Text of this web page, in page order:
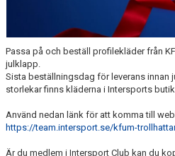
BILDGALLERI
MATCHER
FÖRSÄKRING HANDBOLL
Passa på och beställ profilekläder från
julklapp.
Sista beställningsdag för leverans innan
storlekar finns kläderna i Intersports
Använd nedan länk för att komma till
https://team.intersport.se/kfum-
Är du medlem i Intersport Club kan du